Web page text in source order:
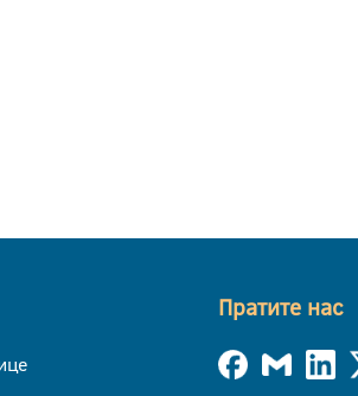
Пратите нас